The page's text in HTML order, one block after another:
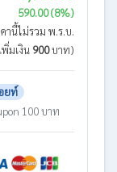
590.00 (8%)
านี้ไม่รวม พ.ร.บ.
มเงิน 900บาท)
ยท์
100 บาท